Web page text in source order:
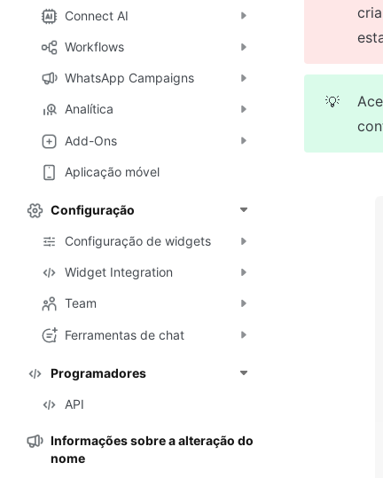
Connect AI
Workflows
WhatsApp Campaigns
Analítica
Add-Ons
Aplicação móvel
Configuração
Configuração de widgets
Widget Integration
Team
Ferramentas de chat
Programadores
API
Informações sobre a alteração do
nome
💡